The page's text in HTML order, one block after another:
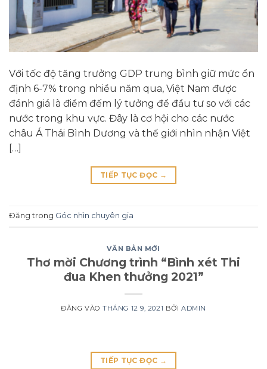
Với tốc độ tăng trưởng GDP trung bình giữ mức ổn
định 6-7% trong nhiều năm qua, Việt Nam được
đánh giá là điểm đếm lý tưởng để đầu tư so với các
nước trong khu vực. Đây là cơ hội cho các nước
châu Á Thái Bình Dương và thế giới nhìn nhận Việt
[…]
TIẾP TỤC ĐỌC →
Đăng trong Góc nhìn chuyên gia
VĂN BẢN MỚI
Thơ mời Chương trình “Bình xét Thi
đua Khen thưởng 2021”
ĐĂNG VÀOTHÁNG 12 9, 2021 BỞI ADMIN
TIẾP TỤC ĐỌC →